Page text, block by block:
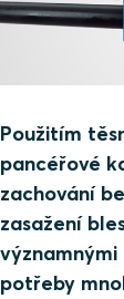
Použitím
pancéřové
zachování
zasažení
potřeby